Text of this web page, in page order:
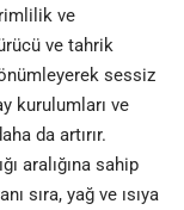
ve
ve tahrik
sessiz
kurulumları ve
da artırır.
aralığına sahip
sıra, yağ ve ısıya